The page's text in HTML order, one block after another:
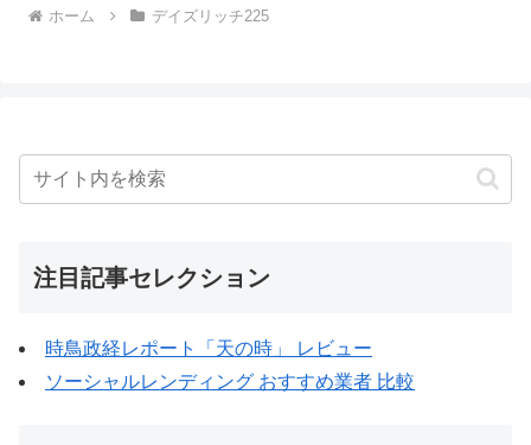
ホーム デイズリッチ225
注目記事セレクション
時鳥政経レポート「天の時」 レビュー
ソーシャルレンディング おすすめ業者 比較